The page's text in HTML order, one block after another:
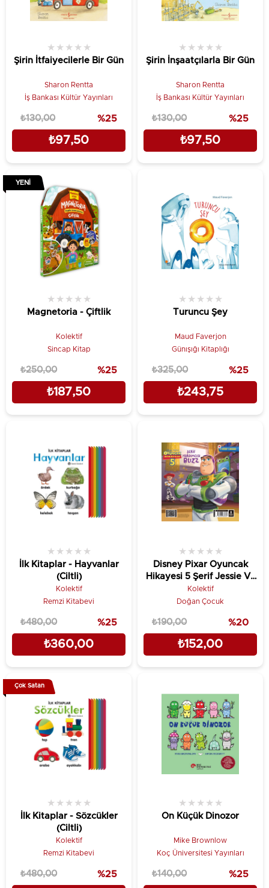
Şirin İtfaiyecilerle Bir Gün
★ ★ ★ ★ ★
Sharon Rentta
İş Bankası Kültür Yayınları
₺97,50
₺130,00 %25
Şirin İnşaatçılarla Bir Gün
★ ★ ★ ★ ★
Sharon Rentta
İş Bankası Kültür Yayınları
₺97,50
₺130,00 %25
Magnetoria - Çiftlik
★ ★ ★ ★ ★
Kolektif
Sincap Kitap
₺187,50
₺250,00 %25
YENI
Turuncu Şey
★ ★ ★ ★ ★
Maud Faverjon
Günışığı Kitaplığı
₺243,75
₺325,00 %25
İlk Kitaplar - Hayvanlar
(Ciltli)
★ ★ ★ ★ ★
Kolektif
Remzi Kitabevi
₺360,00
₺480,00 %25
Disney Pixar Oyuncak
Hikayesi 5 Şerif Jessie Ve
Şerif Yardımcısı Buzz
★ ★ ★ ★ ★
Kolektif
Doğan Çocuk
₺152,00
₺190,00 %20
İlk Kitaplar - Sözcükler
(Ciltli)
★ ★ ★ ★ ★
Kolektif
Remzi Kitabevi
₺480,00 %25
Çok Satan
On Küçük Dinozor
★ ★ ★ ★ ★
Mike Brownlow
Koç Üniversitesi Yayınları
₺140,00 %25